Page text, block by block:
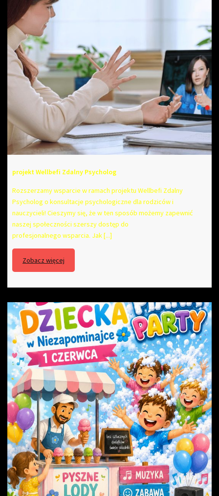
projekt Wellbefi Zdalny Psycholog
Rozszerzamy wsparcie w ramach projektu Wellbefi Zdalny
Psycholog o konsultacje psychologiczne dla rodziców i
nauczycieli! Cieszymy się, że w ten sposób możemy zapewnić
naszej społeczności szerszy dostęp do
profesjonalnego wsparcia. Jak [...]
Zobacz więcej